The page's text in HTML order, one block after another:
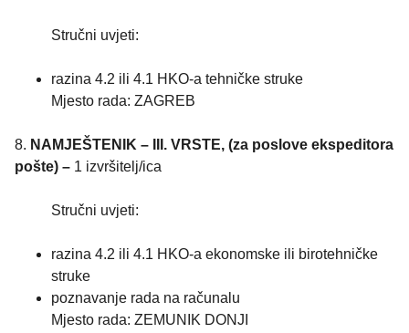
Stručni uvjeti:
razina 4.2 ili 4.1 HKO-a tehničke struke
Mjesto rada: ZAGREB
8. NAMJEŠTENIK – III. VRSTE, (za poslove ekspeditora
pošte) – 1 izvršitelj/ica
Stručni uvjeti:
razina 4.2 ili 4.1 HKO-a ekonomske ili birotehničke
struke
poznavanje rada na računalu
Mjesto rada: ZEMUNIK DONJI